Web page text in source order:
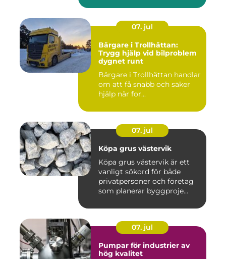
07. jul
Bärgare i Trollhättan:
Trygg hjälp vid bilproblem
dygnet runt
Bärgare i Trollhättan handlar
om att få snabb och säker
hjälp när for...
07. jul
Köpa grus västervik
Köpa grus västervik är ett
vanligt sökord för både
privatpersoner och företag
som planerar byggproje...
07. jul
Pumpar för industrier av
hög kvalitet